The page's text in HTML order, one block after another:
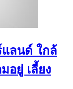
แลนด์ ใกล้
อยู่ เลี้ยง